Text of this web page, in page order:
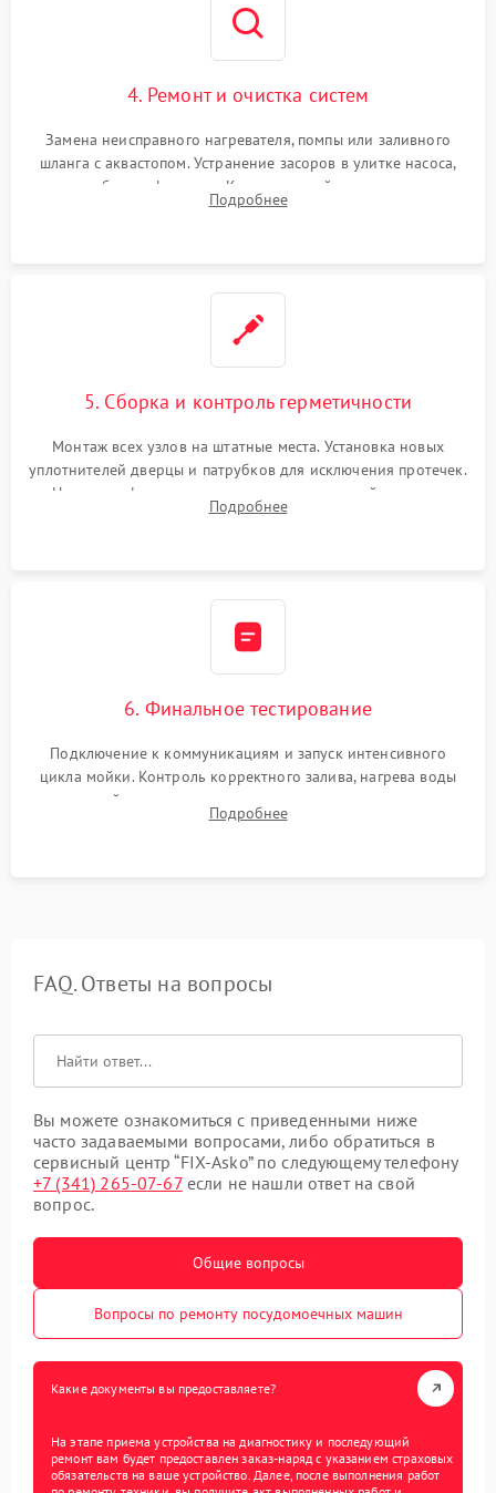
4. Ремонт и очистка систем
Замена неисправного нагревателя, помпы или заливного
шланга с аквастопом. Устранение засоров в улитке насоса,
патрубках и фильтрах. Компонентный ремонт платы
управления, восстановление поврежденной проводки.
Подробнее
5. Сборка и контроль герметичности
Монтаж всех узлов на штатные места. Установка новых
уплотнителей дверцы и патрубков для исключения протечек.
Надежная фиксация хомутов гидравлической системы,
сборка корпуса и установка датчика поплавка.
Подробнее
6. Финальное тестирование
Подключение к коммуникациям и запуск интенсивного
цикла мойки. Контроль корректного залива, нагрева воды
до нужной температуры, отсутствия посторонних шумов,
штатного слива и абсолютной сухости в поддоне.
Подробнее
FAQ. Ответы на вопросы
Вы можете ознакомиться с приведенными ниже
часто задаваемыми вопросами, либо обратиться в
сервисный центр “FIX-Asko” по следующему телефону
+7 (341) 265-07-67если не нашли ответ на свой
вопрос.
Общие вопросы
Вопросы по ремонту посудомоечных машин
Какие документы вы предоставляете?
На этапе приема устройства на диагностику и последующий
ремонт вам будет предоставлен заказ-наряд с указанием страховых
обязательств на ваше устройство. Далее, после выполнения работ